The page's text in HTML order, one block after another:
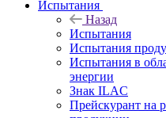
Испытания
Назад
Испытания
Испытания
Испытания в
энергии
Знак ILAC
Прейскурант на